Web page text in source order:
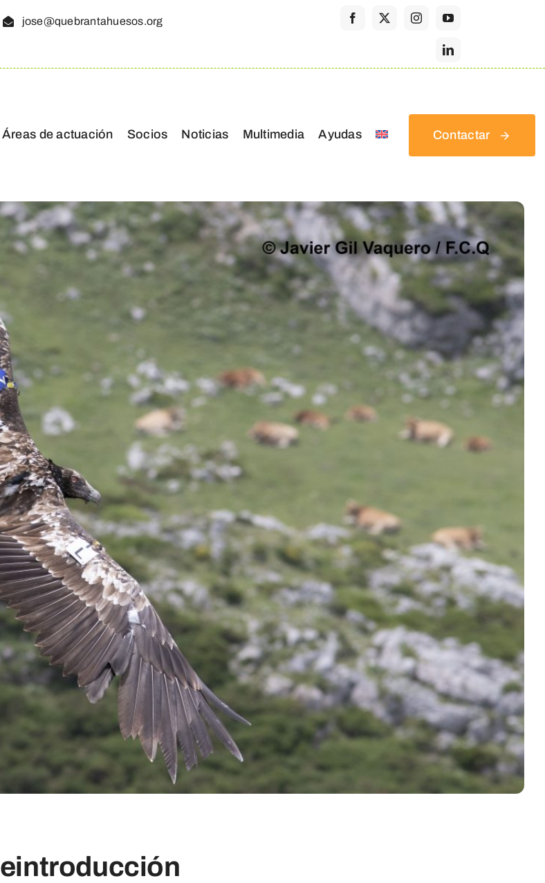
jose@quebrantahuesos.org
Áreas de actuación Socios Noticias Multimedia Ayudas Contactar